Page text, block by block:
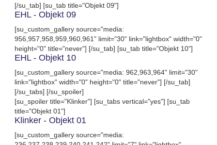
[/su_tab] [su_tab title="Objekt 09"]
EHL - Objekt 09
[su_custom_gallery source="media:
956,957,958,959,960,961" limit="30" link="lightbox" width="0"
height="0" title="never"] [/su_tab] [su_tab title="Objekt 10"]
EHL - Objekt 10
[su_custom_gallery source="media: 962,963,964" limit="30"
link="lightbox" width="0" height="0" title="never"] [/su_tab]
[/su_tabs] [/su_spoiler]
[su_spoiler title="Klinker"] [su_tabs vertical="yes"] [su_tab
title="Objekt 01"]
Klinker - Objekt 01
[su_custom_gallery source="media: